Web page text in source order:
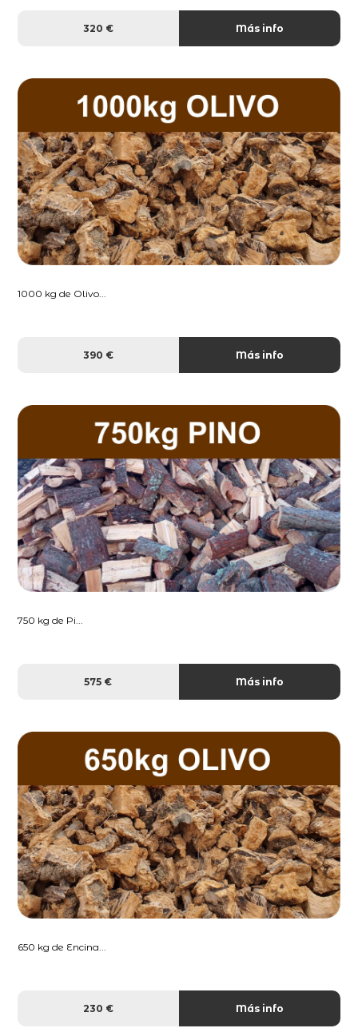
320 € Más info
1000 kg de Olivo...
390 € Más info
750 kg de Pi...
575 € Más info
650 kg de Encina...
230 € Más info